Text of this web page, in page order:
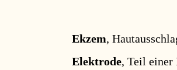
Ekzem,
Elektrode, Teil einer